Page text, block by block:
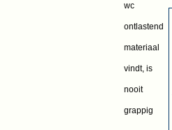
wc
ontlastend
materiaal
vindt, is
nooit
grappig